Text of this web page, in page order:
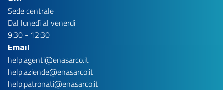
Sede centrale
Dal lunedì al venerdì
9:30 - 12:30
Email
help.agenti@enasarco.it
help.aziende@enasarco.it
help.patronati@enasarco.it